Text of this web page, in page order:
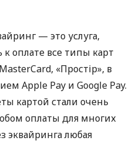
— это услуга,
оплате все типы карт
«Простір», в
Apple Pay и Google Pay.
картой стали очень
оплаты для многих
эквайринга любая